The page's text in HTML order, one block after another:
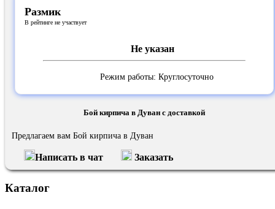
Размик
В рейтинге не участвует
Не указан
Режим работы: Круглосуточно
Бой кирпича в Дуван с доставкой
Предлагаем вам Бой кирпича в Дуван
Написать в чат Заказать
Каталог